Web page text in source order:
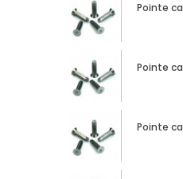
Pointe
Pointe
Pointe